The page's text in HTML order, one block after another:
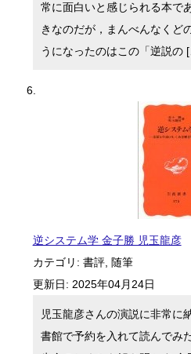
常に面白いと感じられる本で
きなのだが，まんべんなくど
うになったのはこの「逆説の
逆システム学 金子勝 児玉龍彦
カテゴリ: 書評, 随筆
更新日: 2025年04月24日
児玉龍彦さんの演説に非常に
書館で予約を入れて読んでみ